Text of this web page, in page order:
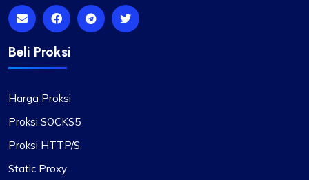
Beli Proksi
Harga Proksi
Proksi SOCKS5
Proksi HTTP/S
Static Proxy